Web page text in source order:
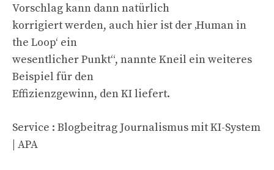
Vorschlag kann dann natürlich
korrigiert werden, auch hier ist der ‚Human in
the Loop‘ ein
wesentlicher Punkt“, nannte Kneil ein weiteres
Beispiel für den
Effizienzgewinn, den KI liefert.
Service : Blogbeitrag Journalismus mit KI-System
| APA